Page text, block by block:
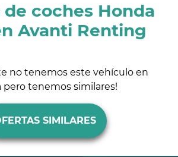
coches Honda
Avanti Renting
no tenemos este vehículo en
pero tenemos similares!
SIMILARES